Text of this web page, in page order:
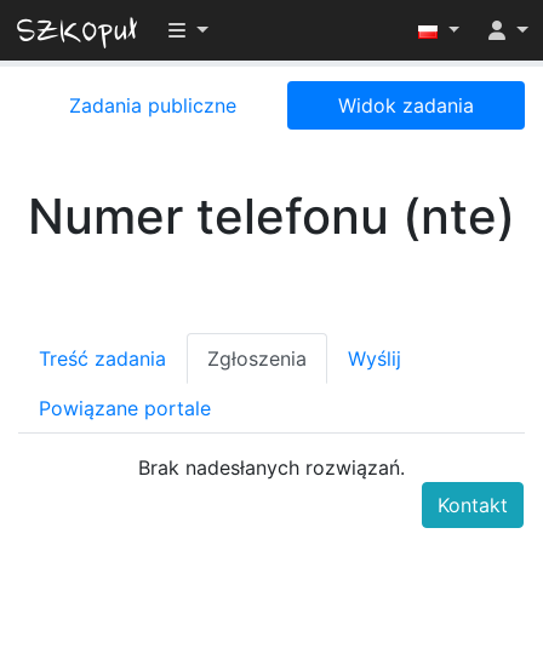
Przełącz widoczność menu
Zadania publiczne Widok zadania
Numer telefonu (nte)
Treść zadania Zgłoszenia Wyślij
Powiązane portale
Brak nadesłanych rozwiązań.
Kontakt